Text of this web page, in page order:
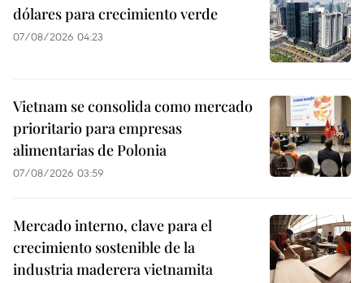
dólares para crecimiento verde
07/08/2026 04:23
Vietnam se consolida como mercado
prioritario para empresas
alimentarias de Polonia
07/08/2026 03:59
Mercado interno, clave para el
crecimiento sostenible de la
industria maderera vietnamita